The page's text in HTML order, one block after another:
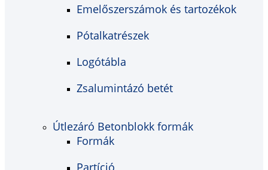
Emelőszerszámok és tartozékok
Pótalkatrészek
Logótábla
Zsalumintázó betét
Útlezáró Betonblokk formák
Formák
Partíció